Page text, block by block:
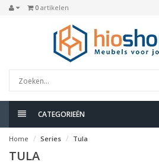
0 artikelen
CATEGORIEËN
Home Series Tula
TULA